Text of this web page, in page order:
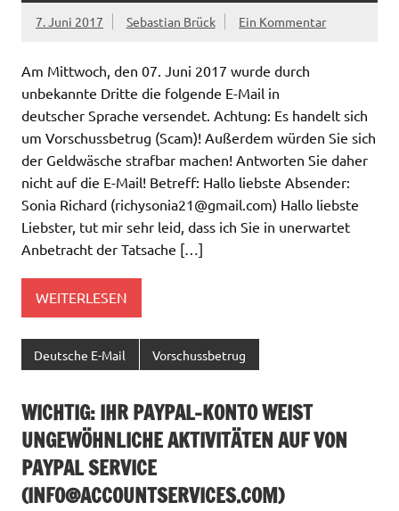
7. Juni 2017 Sebastian Brück Ein Kommentar
Am Mittwoch, den 07. Juni 2017 wurde durch
unbekannte Dritte die folgende E-Mail in
deutscher Sprache versendet. Achtung: Es handelt sich
um Vorschussbetrug (Scam)! Außerdem würden Sie sich
der Geldwäsche strafbar machen! Antworten Sie daher
nicht auf die E-Mail! Betreff: Hallo liebste Absender:
Sonia Richard (richysonia21@gmail.com) Hallo liebste
Liebster, tut mir sehr leid, dass ich Sie in unerwartet
Anbetracht der Tatsache […]
WEITERLESEN
Deutsche E-Mail Vorschussbetrug
WICHTIG: IHR PAYPAL-KONTO WEIST
UNGEWÖHNLICHE AKTIVITÄTEN AUF VON
PAYPAL SERVICE
(INFO@ACCOUNTSERVICES.COM)